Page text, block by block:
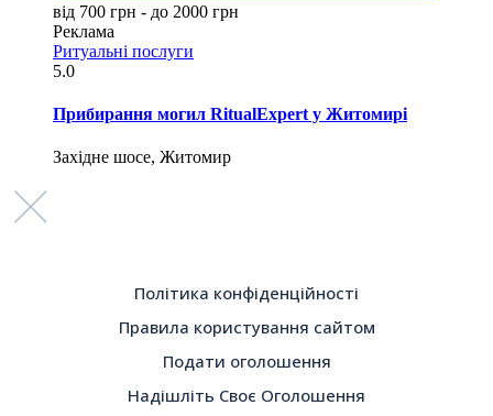
від 700 грн - до 2000 грн
Реклама
Ритуальні послуги
5.0
Прибирання могил RitualExpert у Житомирі
Західне шосе, Житомир
Політика конфіденційності
Правила користування сайтом
Подати оголошення
Надішліть Своє Оголошення